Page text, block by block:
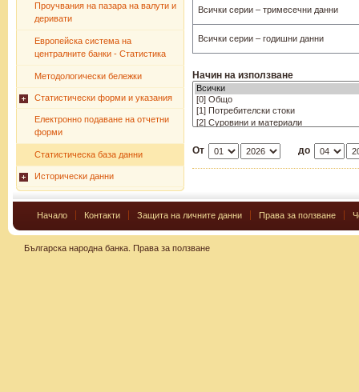
Проучвания на пазара на валути и
деривати
Европейска система на
централните банки - Статистика
Методологически бележки
Статистически форми и указания
Електронно подаване на отчетни
форми
Статистическа база данни
Исторически данни
Всички серии – тримесечни данни
Всички серии – годишни данни
Начин на използване
От до
Начало Контакти Защита на личните данни Права за ползване
Българска народна банка. Права за ползване